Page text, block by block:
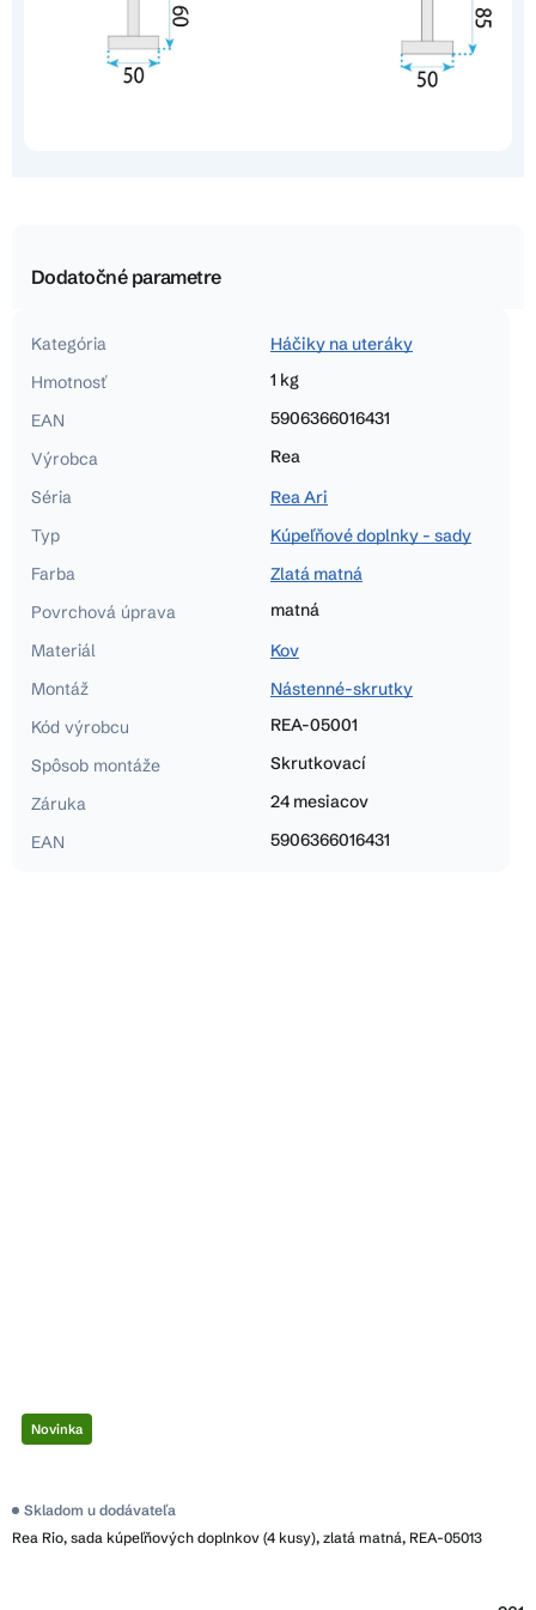
Dodatočné parametre
Kategória
Háčiky na uteráky
Hmotnosť
1 kg
EAN
5906366016431
Výrobca
Rea
Séria
Rea Ari
Typ
Kúpeľňové doplnky - sady
Farba
Zlatá matná
Povrchová úprava
matná
Materiál
Kov
Montáž
Nástenné-skrutky
Kód výrobcu
REA-05001
Spôsob montáže
Skrutkovací
Záruka
24 mesiacov
EAN
5906366016431
Novinka
Rea Rio, sada kúpeľňových doplnkov (4 kusy), zlatá matná, REA-05013
Skladom u dodávateľa